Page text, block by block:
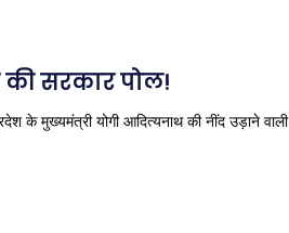
की सरकार पोल!
के मुख्यमंत्री योगी आदित्यनाथ की नींद उड़ाने वाली